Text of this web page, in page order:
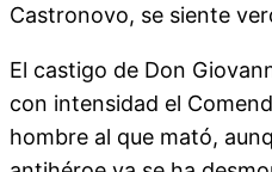
Castronovo, se siente
El castigo de Don
con intensidad el
hombre al que mató,